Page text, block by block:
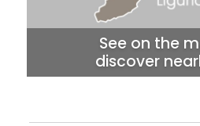
See on the
discover